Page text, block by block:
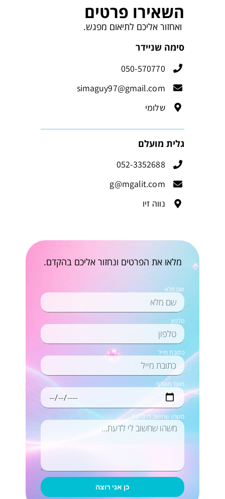
השאירו פרטים
ואחזור אליכם לתיאום מפגש.
סימה שניידר
050-570770
simaguy97@gmail.com
שלומי
גלית מועלם
052-3352688
g@mgalit.com
נווה זיו
מלאו את הפרטים ונחזור אליכם בהקדם.
שם מלא
טלפון
כתובת מייל
מועד מועדף
משהו שחשוב לי לדעת
כן אני רוצה